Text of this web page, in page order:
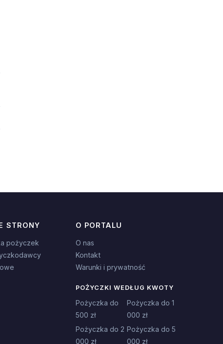
STRONY
pożyczek
O PORTALU
O nas
Kontakt
Warunki i prywatność
POŻYCZKI WEDŁUG KWOTY
Pożyczka do
500 zł
Pożyczka do 1
000 zł
Pożyczka do 2
000 zł
Pożyczka do 5
000 zł